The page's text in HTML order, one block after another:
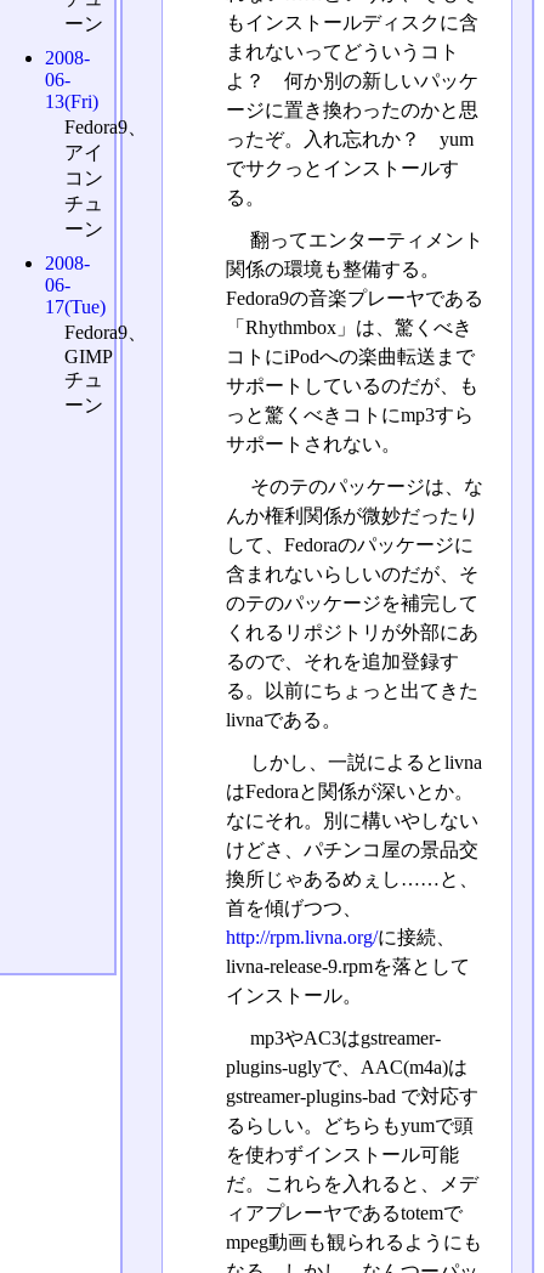
もインストールディスクに含
まれないってどういうコト
よ？ 何か別の新しいパッケ
ージに置き換わったのかと思
ったぞ。入れ忘れか？ yum
でサクっとインストールす
る。
翻ってエンターティメント
関係の環境も整備する。
Fedora9の音楽プレーヤである
「Rhythmbox」は、驚くべき
コトにiPodへの楽曲転送まで
サポートしているのだが、も
っと驚くべきコトにmp3すら
サポートされない。
そのテのパッケージは、な
んか権利関係が微妙だったり
して、Fedoraのパッケージに
含まれないらしいのだが、そ
のテのパッケージを補完して
くれるリポジトリが外部にあ
るので、それを追加登録す
る。以前にちょっと出てきた
livnaである。
しかし、一説によるとlivna
はFedoraと関係が深いとか。
なにそれ。別に構いやしない
けどさ、パチンコ屋の景品交
換所じゃあるめぇし……と、
首を傾げつつ、
http://rpm.livna.org/に接続、
livna-release-9.rpmを落として
インストール。
mp3やAC3はgstreamer-
plugins-uglyで、AAC(m4a)は
gstreamer-plugins-bad で対応す
るらしい。どちらもyumで頭
を使わずインストール可能
だ。これらを入れると、メデ
ィアプレーヤであるtotemで
mpeg動画も観られるようにも
ーン
2008-
06-
13(Fri)
Fedora9、
アイ
コン
チュ
ーン
2008-
06-
17(Tue)
Fedora9、
GIMP
チュ
ーン